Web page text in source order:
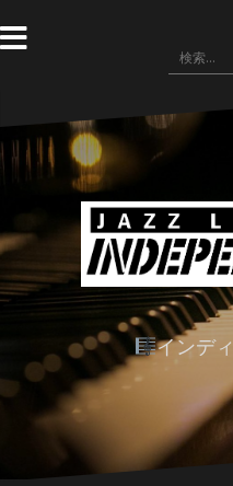
ン
テ
へ
ス
検
索:
インデ